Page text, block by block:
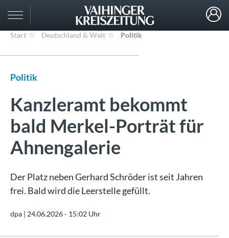
Start Deutschland & Welt Politik
Politik
Kanzleramt bekommt
bald Merkel-Porträt für
Ahnengalerie
Der Platz neben Gerhard Schröder ist seit Jahren
frei. Bald wird die Leerstelle gefüllt.
dpa | 24.06.2026 - 15:02 Uhr